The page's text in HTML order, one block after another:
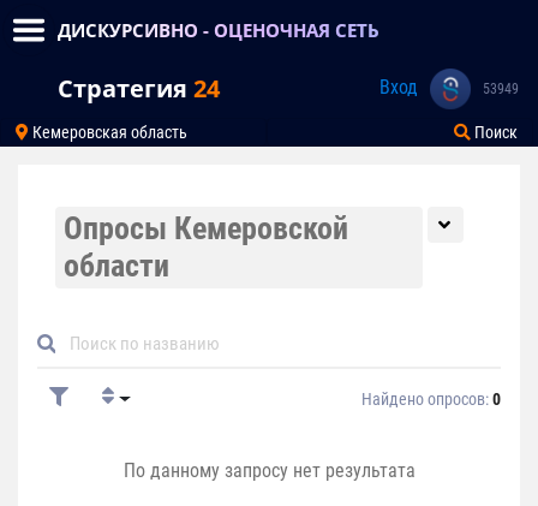
ДИСКУРСИВНО - ОЦЕНОЧНАЯ СЕТЬ
Стратегия 24 Вход 53949
Кемеровская область Поиск
Опросы Кемеровской
области
Найдено опросов:0
По данному запросу нет результата